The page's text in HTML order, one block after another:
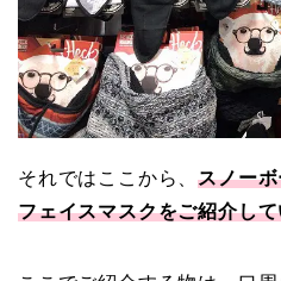
それではここから、スノー
フェイスマスクをご紹介し